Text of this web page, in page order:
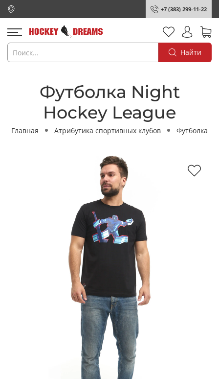
+7 (383) 299-11-22
Найти
Футболка Night
Hockey League
Главная Атрибутика спортивных клубов Футболка